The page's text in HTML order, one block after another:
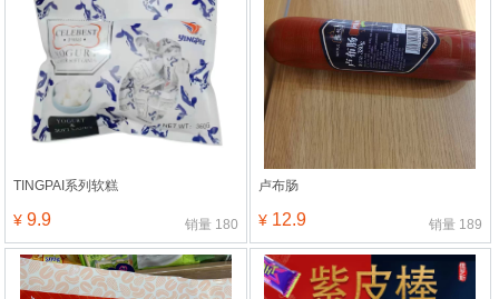
TINGPAI系列软糕
¥ 9.9 销量 180
卢布肠
¥12.9 销量 189